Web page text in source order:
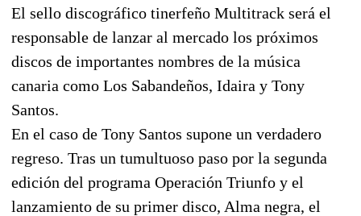
El sello discográfico tinerfeño Multitrack será el
responsable de lanzar al mercado los próximos
discos de importantes nombres de la música
canaria como Los Sabandeños, Idaira y Tony
Santos.
En el caso de Tony Santos supone un verdadero
regreso. Tras un tumultuoso paso por la segunda
edición del programa Operación Triunfo y el
lanzamiento de su primer disco, Alma negra, el